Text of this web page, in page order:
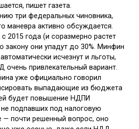
пишет газета.
три федеральных чиновника,
маневра активно обсуждается.
2015 года (и соразмерно растет
закону они упадут до 30%. Минфин
исчезнут и льготы,
очень привлекательный вариант.
уже официально говорил
выпадающие из бюджета
будет повышение НДПИ
подпавших под налоговую
почти решенный вопрос, оно